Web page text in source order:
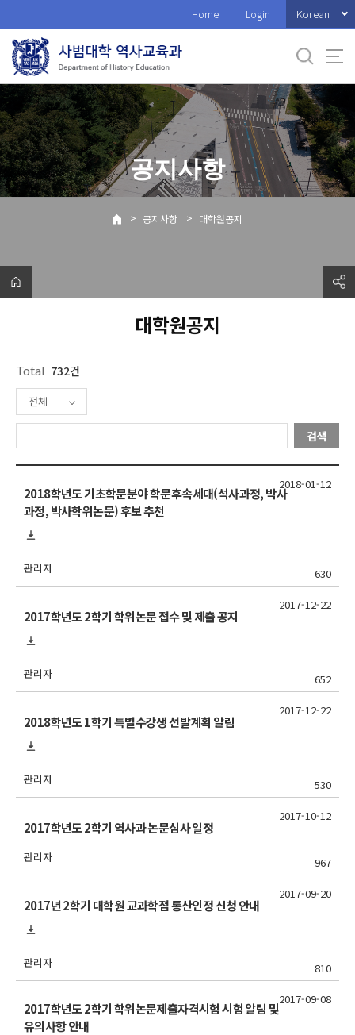
로
메
뉴
Home Login Korean
공지사항
> 공지사항 > 대학원공지
대학원공지
Total 732건
전체
검색
2018학년도 기초학문분야 학문후속세대(석사과정, 박사
과정, 박사학위논문) 후보 추천
관리자 630
2018-01-12
2017학년도 2학기 학위논문 접수 및 제출 공지
관리자 652
2017-12-22
2018학년도 1학기 특별수강생 선발계획 알림
관리자 530
2017-12-22
2017학년도 2학기 역사과 논문심사 일정
관리자 967
2017-10-12
2017년 2학기 대학원 교과학점 통산인정 신청 안내
관리자 810
2017-09-20
2017학년도 2학기 학위논문제출자격시험 시험 알림 및
유의사항 안내
2017-09-08